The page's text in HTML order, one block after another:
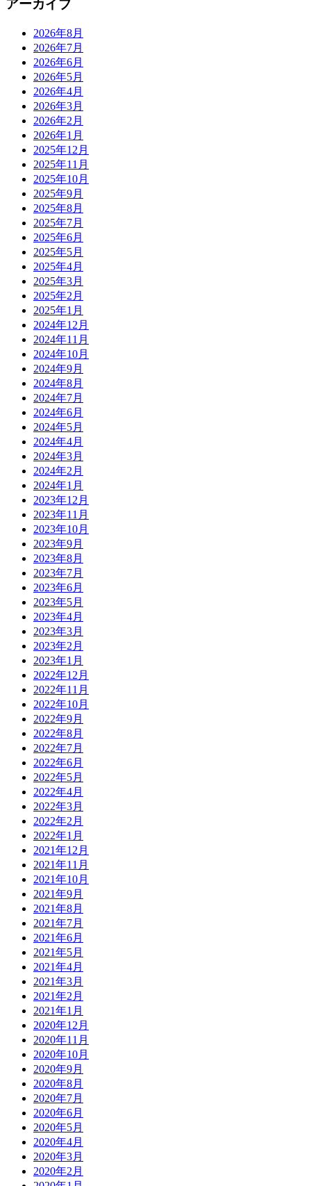
アーカイブ
2026年8月
2026年7月
2026年6月
2026年5月
2026年4月
2026年3月
2026年2月
2026年1月
2025年12月
2025年11月
2025年10月
2025年9月
2025年8月
2025年7月
2025年6月
2025年5月
2025年4月
2025年3月
2025年2月
2025年1月
2024年12月
2024年11月
2024年10月
2024年9月
2024年8月
2024年7月
2024年6月
2024年5月
2024年4月
2024年3月
2024年2月
2024年1月
2023年12月
2023年11月
2023年10月
2023年9月
2023年8月
2023年7月
2023年6月
2023年5月
2023年4月
2023年3月
2023年2月
2023年1月
2022年12月
2022年11月
2022年10月
2022年9月
2022年8月
2022年7月
2022年6月
2022年5月
2022年4月
2022年3月
2022年2月
2022年1月
2021年12月
2021年11月
2021年10月
2021年9月
2021年8月
2021年7月
2021年6月
2021年5月
2021年4月
2021年3月
2021年2月
2021年1月
2020年12月
2020年11月
2020年10月
2020年9月
2020年8月
2020年7月
2020年6月
2020年5月
2020年4月
2020年3月
2020年2月